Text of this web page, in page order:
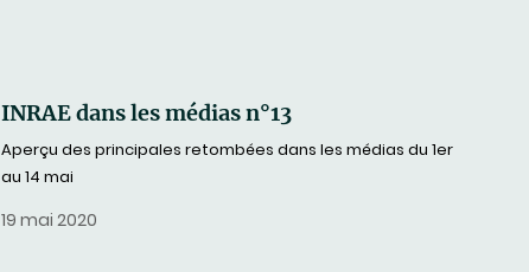
INRAE dans les médias n°13
Aperçu des principales retombées dans les médias du 1er
au 14 mai
19 mai 2020